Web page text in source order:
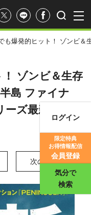
ログイン
限定特典
お得情報配信
会員登録
気分で
検索
も爆発的ヒット！ ゾンビ
ゾンビ＆生存
島 ファイナ
ズ最新作はカ
次の写真 >